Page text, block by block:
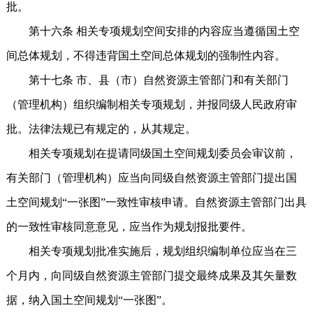
批。
第十六条 相关专项规划空间安排的内容应当遵循国土空
间总体规划，不得违背国土空间总体规划的强制性内容。
第十七条 市、县（市）自然资源主管部门和有关部门
（管理机构）组织编制相关专项规划，并报同级人民政府审
批。法律法规已有规定的，从其规定。
相关专项规划在提请同级国土空间规划委员会审议前，
有关部门（管理机构）应当向同级自然资源主管部门提出国
土空间规划“一张图”一致性审核申请。自然资源主管部门出具
的一致性审核同意意见，应当作为规划报批要件。
相关专项规划批准实施后，规划组织编制单位应当在三
个月内，向同级自然资源主管部门提交最终成果及其矢量数
据，纳入国土空间规划“一张图”。